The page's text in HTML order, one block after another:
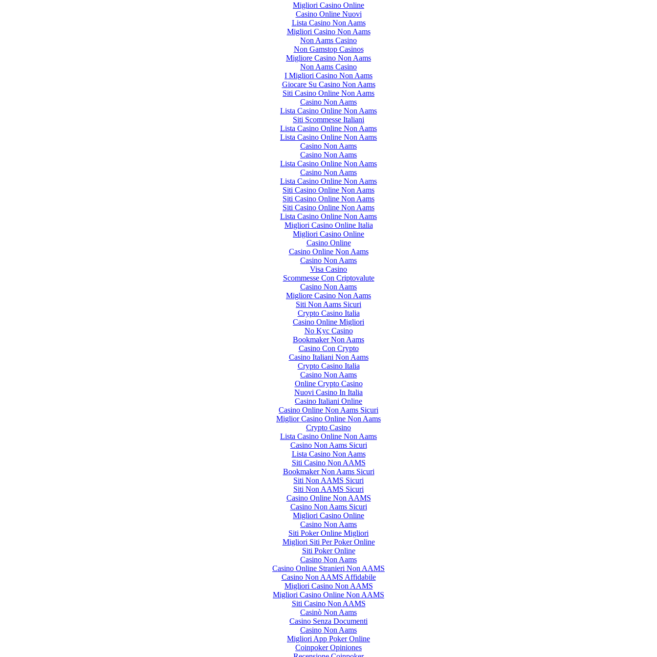
Migliori Casino Online
Casino Online Nuovi
Lista Casino Non Aams
Migliori Casino Non Aams
Non Aams Casino
Non Gamstop Casinos
Migliore Casino Non Aams
Non Aams Casino
I Migliori Casino Non Aams
Giocare Su Casino Non Aams
Siti Casino Online Non Aams
Casino Non Aams
Lista Casino Online Non Aams
Siti Scommesse Italiani
Lista Casino Online Non Aams
Lista Casino Online Non Aams
Casino Non Aams
Casino Non Aams
Lista Casino Online Non Aams
Casino Non Aams
Lista Casino Online Non Aams
Siti Casino Online Non Aams
Siti Casino Online Non Aams
Siti Casino Online Non Aams
Lista Casino Online Non Aams
Migliori Casino Online Italia
Migliori Casino Online
Casino Online
Casino Online Non Aams
Casino Non Aams
Visa Casino
Scommesse Con Criptovalute
Casino Non Aams
Migliore Casino Non Aams
Siti Non Aams Sicuri
Crypto Casino Italia
Casino Online Migliori
No Kyc Casino
Bookmaker Non Aams
Casino Con Crypto
Casino Italiani Non Aams
Crypto Casino Italia
Casino Non Aams
Online Crypto Casino
Nuovi Casino In Italia
Casino Italiani Online
Casino Online Non Aams Sicuri
Miglior Casino Online Non Aams
Crypto Casino
Lista Casino Online Non Aams
Casino Non Aams Sicuri
Lista Casino Non Aams
Siti Casino Non AAMS
Bookmaker Non Aams Sicuri
Siti Non AAMS Sicuri
Siti Non AAMS Sicuri
Casino Online Non AAMS
Casino Non Aams Sicuri
Migliori Casino Online
Casino Non Aams
Siti Poker Online Migliori
Migliori Siti Per Poker Online
Siti Poker Online
Casino Non Aams
Casino Online Stranieri Non AAMS
Casino Non AAMS Affidabile
Migliori Casino Non AAMS
Migliori Casino Online Non AAMS
Siti Casino Non AAMS
Casinò Non Aams
Casino Senza Documenti
Casino Non Aams
Migliori App Poker Online
Coinpoker Opiniones